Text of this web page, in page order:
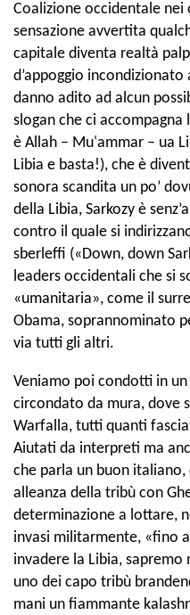
Coalizione occidentale
sensazione avvertita
capitale diventa realtà
d’appoggio
danno adito ad alcun
slogan che ci
è Allah – Muʿammar – ua
Libia e basta!), che è
sonora scandita un po’
della Libia, Sarkozy è
contro il quale si
sberleffi («Down, down
leaders occidentali che si
«umanitaria», come il
Obama, soprannominato
via tutti gli altri.
Veniamo poi condotti in
circondato da mura, dove
Warfalla, tutti quanti
Aiutati da interpreti ma
che parla un buon
alleanza della tribù con
determinazione a lottare,
invasi militarmente, «fino
invadere la Libia,
uno dei capo tribù
mani un fiammante